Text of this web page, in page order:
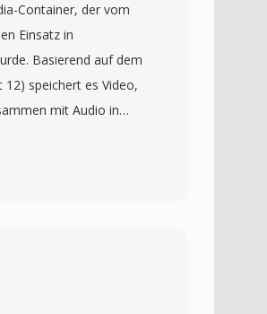
Container, der vom
Einsatz in
Basierend auf dem
12) speichert es Video,
mit Audio in
wurde
effizient für